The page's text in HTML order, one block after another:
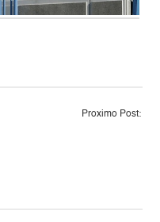
Proximo Post: